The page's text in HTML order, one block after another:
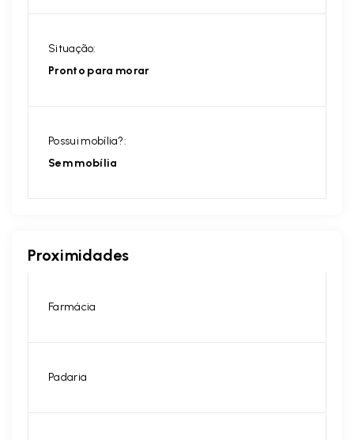
Situação:
Pronto para morar
Possui mobília?:
Sem mobília
Proximidades
Farmácia
Padaria